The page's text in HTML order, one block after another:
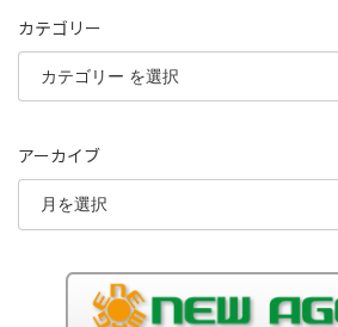
カテゴリー
アーカイブ